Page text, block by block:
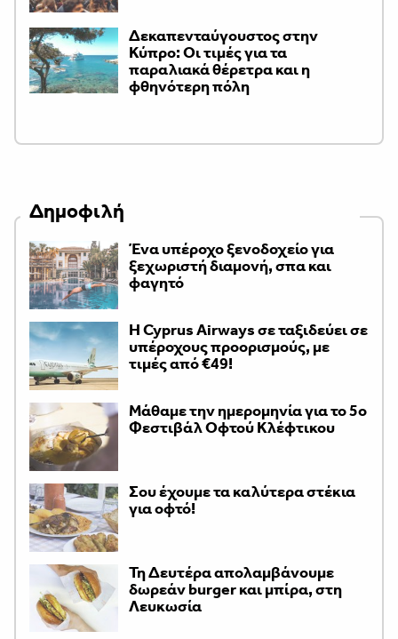
Δεκαπενταύγουστος στην
Κύπρο: Οι τιμές για τα
παραλιακά θέρετρα και η
φθηνότερη πόλη
Δημοφιλή
Ένα υπέροχο ξενοδοχείο για
ξεχωριστή διαμονή, σπα και
φαγητό
H Cyprus Airways σε ταξιδεύει σε
υπέροχους προορισμούς, με
τιμές από €49!
Μάθαμε την ημερομηνία για το 5ο
Φεστιβάλ Οφτού Κλέφτικου
Σου έχουμε τα καλύτερα στέκια
για οφτό!
Τη Δευτέρα απολαμβάνουμε
δωρεάν burger και μπίρα, στη
Λευκωσία